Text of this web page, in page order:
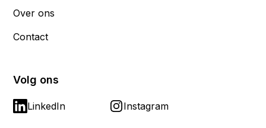
Over ons
Contact
Volg ons
LinkedIn Instagram